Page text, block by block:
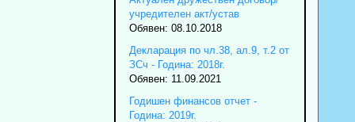
учредителен акт/устав
Обявен: 08.10.2018
Декларация по чл.38, ал.9, т.2 от
ЗСч - Година: 2018г.
Обявен: 11.09.2021
Годишен финансов отчет -
Година: 2019г.